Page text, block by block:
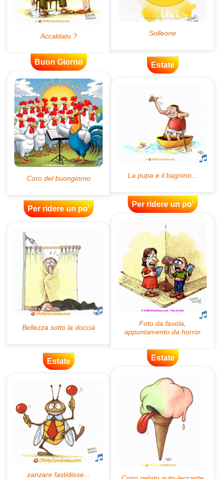
Buon Giorno Estate
Per ridere un po'
Per ridere un po'
Estate Estate